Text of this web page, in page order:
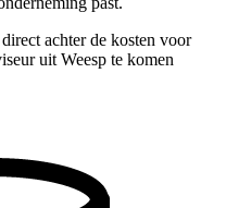
achter de kosten voor
uit Weesp te komen